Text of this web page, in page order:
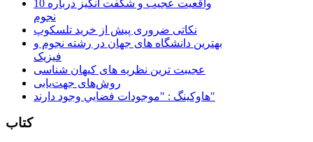
10 واقعیت عجیب و شگفت انگیز درباره
نجوم
نکاتی ضروری پیش از خرید تلسکوپ
بهترین دانشگاه های جهان در رشته نجوم و
فیزیک
عجیبت ترین نظریه های کیهان شناسی
روش‌های جهت‌یابی
هاوكينگ : "موجودات فضايي وجود دارند"
کتاب